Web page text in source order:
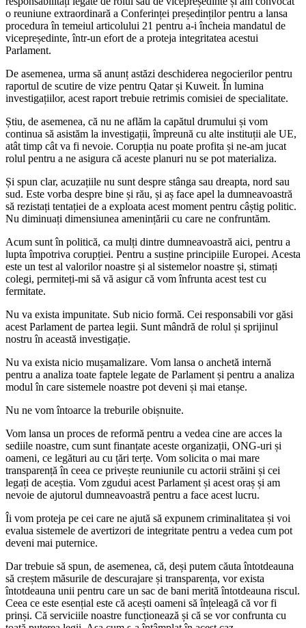
o reuniune extraordinară a Conferinței președinților pentru a lansa
procedura în temeiul articolului 21 pentru a-i încheia mandatul de
vicepreședinte, într-un efort de a proteja integritatea acestui
Parlament.
De asemenea, urma să anunț astăzi deschiderea negocierilor pentru
raportul de scutire de vize pentru Qatar și Kuweit. În lumina
investigațiilor, acest raport trebuie retrimis comisiei de specialitate.
Știu, de asemenea, că nu ne aflăm la capătul drumului și vom
continua să asistăm la investigații, împreună cu alte instituții ale UE,
atât timp cât va fi nevoie. Corupția nu poate profita și ne-am jucat
rolul pentru a ne asigura că aceste planuri nu se pot materializa.
Și spun clar, acuzațiile nu sunt despre stânga sau dreapta, nord sau
sud. Este vorba despre bine și rău, și aș face apel la dumneavoastră
să rezistați tentației de a exploata acest moment pentru câștig politic.
Nu diminuați dimensiunea amenințării cu care ne confruntăm.
Acum sunt în politică, ca mulți dintre dumneavoastră aici, pentru a
lupta împotriva corupției. Pentru a susține principiile Europei. Acesta
este un test al valorilor noastre și al sistemelor noastre și, stimați
colegi, permiteți-mi să vă asigur că vom înfrunta acest test cu
fermitate.
Nu va exista impunitate. Sub nicio formă. Cei responsabili vor găsi
acest Parlament de partea legii. Sunt mândră de rolul și sprijinul
nostru în această investigație.
Nu va exista nicio mușamalizare. Vom lansa o anchetă internă
pentru a analiza toate faptele legate de Parlament și pentru a analiza
modul în care sistemele noastre pot deveni și mai etanșe.
Nu ne vom întoarce la treburile obișnuite.
Vom lansa un proces de reformă pentru a vedea cine are acces la
sediile noastre, cum sunt finanțate aceste organizații, ONG-uri și
oameni, ce legături au cu țări terțe. Vom solicita o mai mare
transparență în ceea ce privește reuniunile cu actorii străini și cei
legați de aceștia. Vom zgudui acest Parlament și acest oraș și am
nevoie de ajutorul dumneavoastră pentru a face acest lucru.
Îi vom proteja pe cei care ne ajută să expunem criminalitatea și voi
evalua sistemele de avertizori de integritate pentru a vedea cum pot
deveni mai puternice.
Dar trebuie să spun, de asemenea, că, deși putem căuta întotdeauna
să creștem măsurile de descurajare și transparența, vor exista
întotdeauna unii pentru care un sac de bani merită întotdeauna riscul.
Ceea ce este esențial este că acești oameni să înțeleagă că vor fi
prinși. Că serviciile noastre funcționează și că se vor confrunta cu